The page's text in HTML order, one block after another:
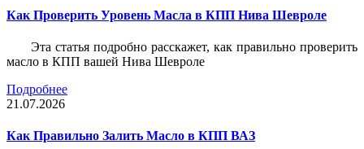
Как Проверить Уровень Масла в КПП Нива Шевроле
Эта статья подробно расскажет, как правильно проверить
масло в КПП вашей Нива Шевроле
Подробнее
21.07.2026
Как Правильно Залить Масло в КПП ВАЗ